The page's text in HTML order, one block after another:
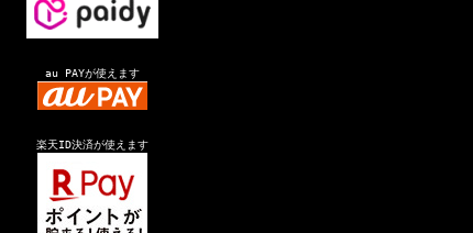
au PAYが使えます
楽天ID決済が使えます